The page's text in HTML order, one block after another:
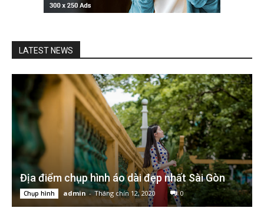
LATEST NEWS
Địa điểm chụp hình áo dài đẹp nhất Sài Gòn
Chụp hình admin - Tháng chín 12, 2020 0